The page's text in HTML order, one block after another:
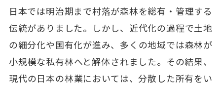
日本では明治期まで村落が森林を総有・管理する
伝統がありました。しかし、近代化の過程で土地
の細分化や国有化が進み、多くの地域では森林が
小規模な私有林へと解体されました。その結果、
現代の日本の林業においては、分散した所有をい